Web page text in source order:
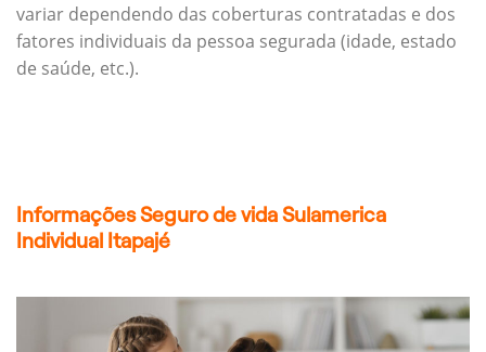
variar dependendo das coberturas contratadas e dos
fatores individuais da pessoa segurada (idade, estado
de saúde, etc.).
Informações Seguro de vida Sulamerica
Individual Itapajé